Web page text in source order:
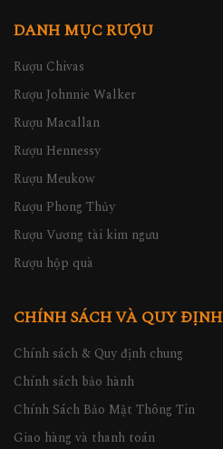
DANH MỤC RƯỢU
Rượu Chivas
Rượu Johnnie Walker
Rượu Macallan
Rượu Hennessy
Rượu Meukow
Rượu Phong Thủy
Rượu Vương tài kim ngưu
Rượu hộp quà
CHÍNH SÁCH VÀ QUY ĐỊNH
Chính sách & Quy định chung
Chính sách bảo hành
Chính Sách Bảo Mật Thông Tin
Giao hàng và thanh toán